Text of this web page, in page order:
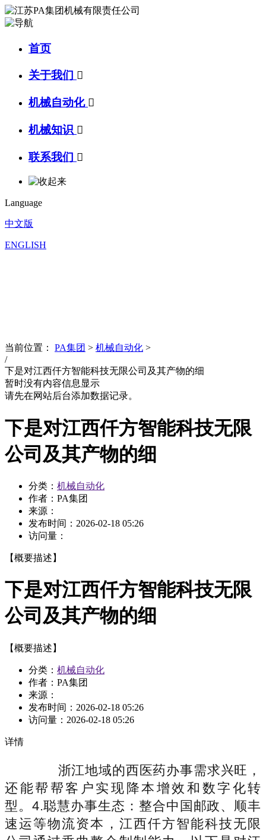
首页
关于我们 
机械自动化 
机械知识 
联系我们 
Language
中文版
ENGLISH
当前位置： PA集团 > 机械自动化 >
/
下是对江西仟方智能科技无限公司及其产物的细
暂时没有内容信息显示
请先在网站后台添加数据记录。
下是对江西仟方智能科技无限
公司及其产物的细
分类： 机械自动化
作者：PA集团
来源：
发布时间： 2026-02-18 05:26
访问量：
【概要描述】
下是对江西仟方智能科技无限
公司及其产物的细
【概要描述】
分类： 机械自动化
作者：PA集团
来源：
发布时间： 2026-02-18 05:26
访问量： 2026-02-18 05:26
详情
浙江地域的西医药办事需求兴旺，
还能帮帮客户实现降本增效和数字化转
型。4.聪慧办事生态：整合中国邮政、顺丰
速运等物流资本，江西仟方智能科技无限